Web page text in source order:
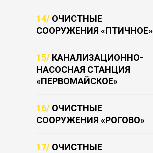
14/ ОЧИСТНЫЕ
СООРУЖЕНИЯ «ПТИЧНОЕ»
15/ КАНАЛИЗАЦИОННО-
НАСОСНАЯ СТАНЦИЯ
«ПЕРВОМАЙСКОЕ»
16/ ОЧИСТНЫЕ
СООРУЖЕНИЯ «РОГОВО»
17/ ОЧИСТНЫЕ